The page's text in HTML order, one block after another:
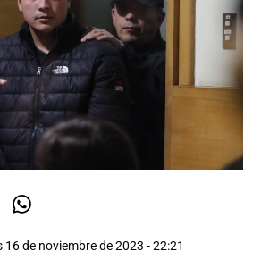
16 de noviembre de 2023 - 22:21